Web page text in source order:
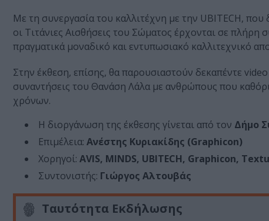
Με τη συνεργασία του καλλιτέχνη με την UBITECH,
οι Τιτάνιες Αισθήσεις του Σώματος έρχονται σε
πραγματικά μοναδικό και εντυπωσιακό καλλιτεχνικό
Στην έκθεση, επίσης, θα παρουσιαστούν δεκαπέντε
συναντήσεις του Θανάση Λάλα με ανθρώπους που
χρόνων.
Η διοργάνωση της έκθεσης γίνεται από τον Δήμο
Επιμέλεια: Ανέστης Κυριακίδης (Graphicon)
Χορηγοί: AVIS, MINDS, UBITECH, Graphicon,
Συντονιστής: Γιώργος Αλτουβάς
Ταυτότητα Εκδήλωσης